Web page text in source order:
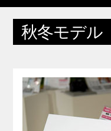
秋冬モデル